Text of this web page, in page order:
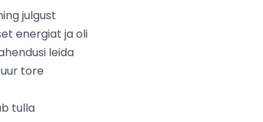
julgust
energiat ja oli
leida
tore
tulla